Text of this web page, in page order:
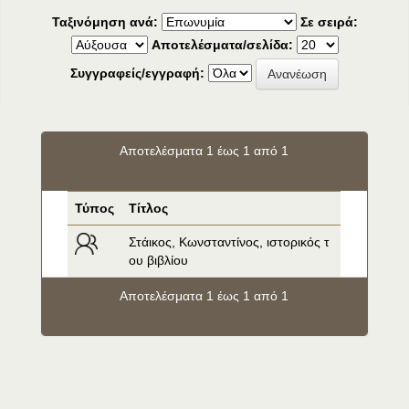
Ταξινόμηση ανά:
Σε σειρά:
Αποτελέσματα/σελίδα:
Συγγραφείς/εγγραφή:
Αποτελέσματα 1 έως 1 από 1
Τύπος Τίτλος
Στάικος, Κωνσταντίνος, ιστορικός τ
ου βιβλίου
Αποτελέσματα 1 έως 1 από 1